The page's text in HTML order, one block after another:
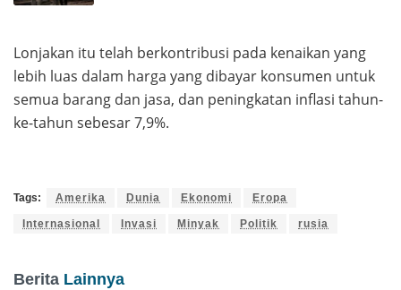
Lonjakan itu telah berkontribusi pada kenaikan yang
lebih luas dalam harga yang dibayar konsumen untuk
semua barang dan jasa, dan peningkatan inflasi tahun-
ke-tahun sebesar 7,9%.
Tags: Amerika Dunia Ekonomi Eropa
Internasional Invasi Minyak Politik rusia
Berita Lainnya